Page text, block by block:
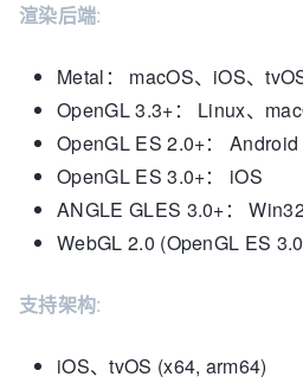
渲染后端:
Metal： macOS、iOS、
OpenGL 3.3+： Linux、
OpenGL ES 2.0+： Android
OpenGL ES 3.0+： iOS
ANGLE GLES 3.0+：
WebGL 2.0 (OpenGL ES
支持架构:
iOS、tvOS (x64, arm64)